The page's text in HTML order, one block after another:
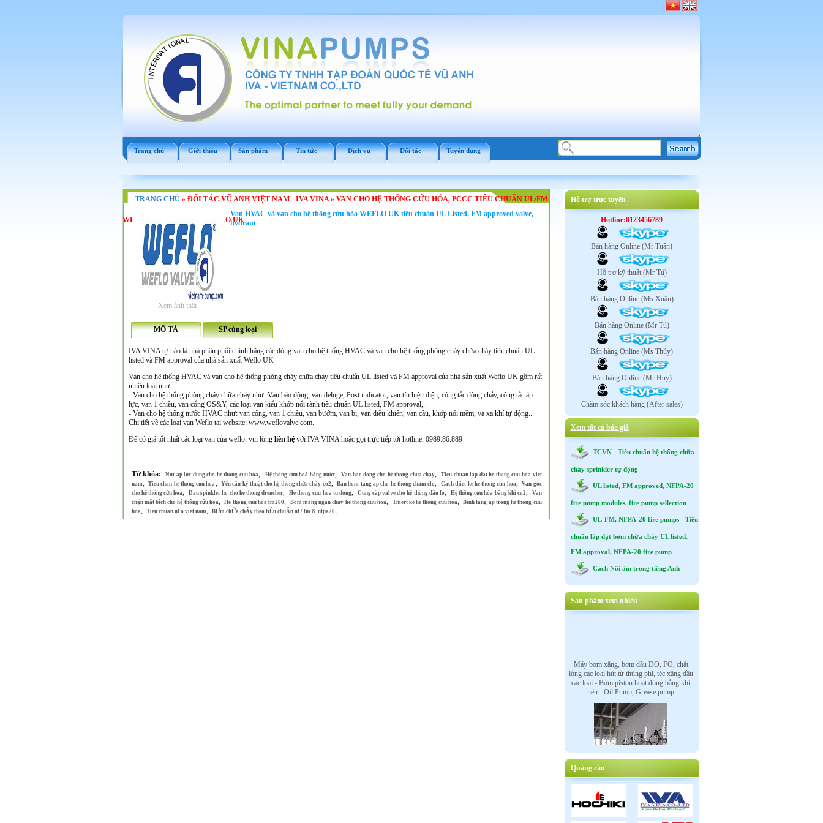
Trang chủ Giới thiệu Sản phẩm Tin tức Dịch vụ Đối tác Tuyển dụng
TRANG CHỦ» ĐỐI TÁC VŨ ANH VIỆT NAM - IVA VINA» VAN CHO HỆ THỐNG CỨU HỎA, PCCC TIÊU CHUẨN UL/FM
WEFLO VÀ VAN HVAC WEFLO UK
Xem ảnh thật
Van HVAC và van cho hệ thống cứu hỏa WEFLO UK tiêu chuẩn UL Listed, FM approved valve,
hydrant
MÔ TẢ SP cùng loại
IVA VINA tự hào là nhà phân phối chính hãng các dòng van cho hệ thống HVAC và van cho hệ thống phòng cháy chữa cháy tiêu chuẩn UL
listed và FM approval của nhà sản xuất Weflo UK
Van cho hệ thống HVAC và van cho hệ thống phòng cháy chữa cháy tiêu chuẩn UL listed và FM approval của nhà sản xuất Weflo UK gồm rất
nhiều loại như:
- Van cho hệ thống phòng cháy chữa cháy như: Van báo động, van deluge, Post indicator, van tín hiệu điện, công tắc dòng chảy, công tắc áp
lực, van 1 chiều, van cổng OS&Y, các loại van kiểu khớp nối rãnh tiêu chuẩn UL listed, FM approval,..
- Van cho hệ thống nước HVAC như: van cổng, van 1 chiều, van bướm, van bi, van điều khiển, van cầu, khớp nối mềm, va xả khí tự động...
Chi tiết về các loại van Weflo tại website: www.weflovalve.com.
Để có giá tốt nhất các loại van của weflo. vui lòng liên hệvới IVA VINA hoặc gọi trực tiếp tới hotline: 0989.86.889
Từ khóa: Nut ap luc dung cho he thong cuu hoa, Hệ thống cứu hoả bằng nước,Van bao dong cho he thong chua chay,Tieu chuan lap dat he thong cuu hoa viet
nam,Tieu chan he thong cuu hoa,Yêu cầu kỹ thuật cho hệ thống chữa cháy co2,Ban bom tang ap cho he thong cham clo,Cach thiet ke he thong cuu hoa,Van góc
cho hệ thống cứu hỏa, Dau spinkler ho cho he thong drencher, He thong cuu hoa tu dong, Cung cấp valve cho hệ thống dầu fo, Hệ thống cứu hỏa bằng khí co2,
Van
chặn mặt bích cho hệ thống cứu hỏa,He thong cuu hoa fm200, Bom mang ngan chay he thong cuu hoa, Thiert ke he thong cuu hoa,Binh tang ap trong he thong cuu
hoa, Tieu chuan ul o viet nam, BƠm chỮa chÁy theo tiÊu chuẨn ul / fm & nfpa20,
Hỗ trợ trực tuyến
Hotline:0123456789
Bán hàng Online (Mr Tuân)
Hỗ trợ kỹ thuật (Mr Tú)
Bán hàng Online (Ms Xuân)
Bán hàng Online (Mr Tú)
Bán hàng Online (Ms Thủy)
Bán hàng Online (Mr Huy)
Chăm sóc khách hàng (After sales)
Xem tất cả báo giá
TCVN - Tiêu chuẩn hệ thống chữa
cháy sprinkler tự động
UL listed, FM approved, NFPA-20
fire pump modules, fire pump sellection
UL-FM, NFPA-20 fire pumps - Tiêu
chuẩn lắp đặt bơm chữa cháy UL listed,
FM approval, NFPA-20 fire pump
Cách Nối âm trong tiếng Anh
Sản phẩm xem nhiều
lỏng các loại hút từ thùng phi, téc xăng dầu
các loại - Bơm piston hoạt động bằng khí
nén - Oil Pump, Grease pump
Van điều khiển tự động bằng mô tơ điện,
mô tơ khí nén, điện từ : Electric motor
Quảng cáo